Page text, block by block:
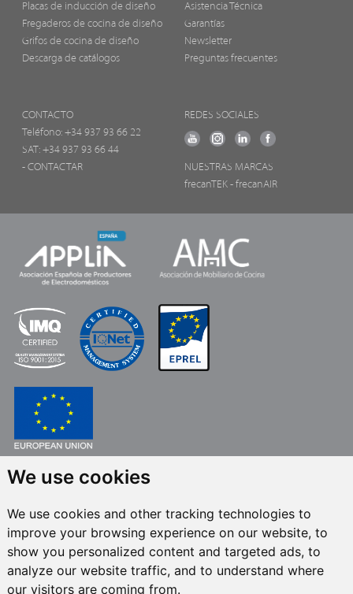
We use cookies
We use cookies and other tracking technologies to
improve your browsing experience on our website, to
show you personalized content and targeted ads, to
analyze our website traffic, and to understand where
our visitors are coming from.
Placas de inducción de diseño
Fregaderos de cocina de diseño
Grifos de cocina de diseño
Descarga de catálogos
Asistencia Técnica
Garantías
Newsletter
Preguntas frecuentes
CONTACTO
Teléfono: +34 937 93 66 22
SAT: +34 937 93 66 44
- CONTACTAR
REDES SOCIALES
NUESTRAS MARCAS
frecanTEK - frecanAIR
FONDO EUROPEO DE DESARROLLO REGIONAL
FRECAN S.L.U.en el marco del Programa ICEX Next, ha contado con el apoyo
de ICEX y con la cofinanciación del fondo europeo FEDER. La finalidad de
este apoyo es contribuir al desarrollo internacional de la empresa y de su
entorno.